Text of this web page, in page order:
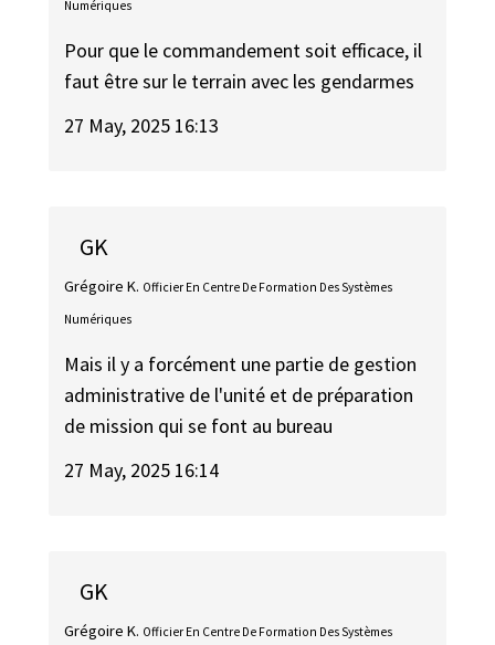
Numériques
Pour que le commandement soit efficace, il
faut être sur le terrain avec les gendarmes
27 May, 2025 16:13
GK
Grégoire K. Officier En Centre De Formation Des Systèmes
Numériques
Mais il y a forcément une partie de gestion
administrative de l'unité et de préparation
de mission qui se font au bureau
27 May, 2025 16:14
GK
Grégoire K. Officier En Centre De Formation Des Systèmes